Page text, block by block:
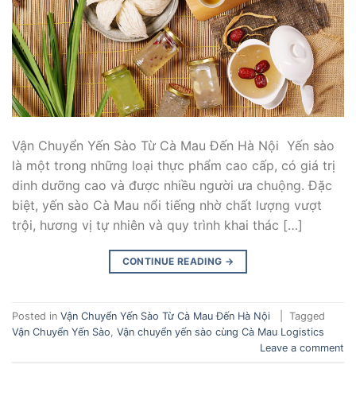
Vận Chuyển Yến Sào Từ Cà Mau Đến Hà Nội Yến sào
là một trong những loại thực phẩm cao cấp, có giá trị
dinh dưỡng cao và được nhiều người ưa chuộng. Đặc
biệt, yến sào Cà Mau nổi tiếng nhờ chất lượng vượt
trội, hương vị tự nhiên và quy trình khai thác […]
CONTINUE READING →
Posted in Vận Chuyển Yến Sào Từ Cà Mau Đến Hà Nội
Tagged
Vận Chuyển Yến Sào Vận chuyển yến sào cùng Cà Mau Logistics
Leave a comment